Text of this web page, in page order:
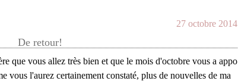
27 octobre 2014
De retour!
que vous allez très bien et que le mois d'octobre vous a appo
vous l'aurez certainement constaté, plus de nouvelles de ma